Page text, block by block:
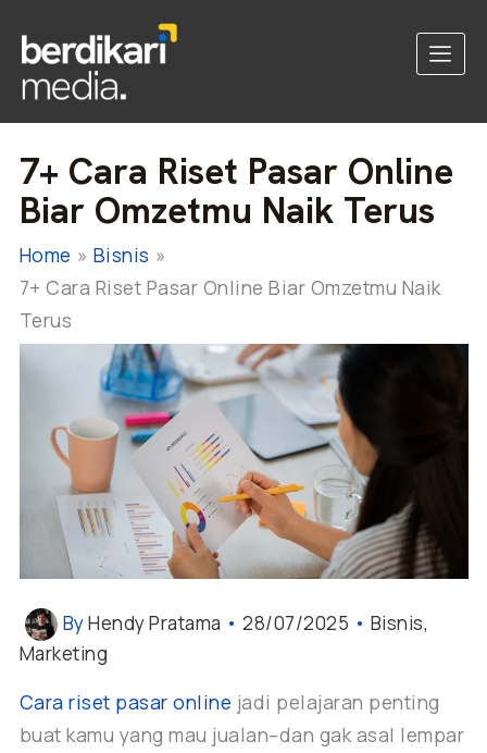
7+ Cara Riset Pasar Online
Biar Omzetmu Naik Terus
Home
Bisnis
7+ Cara Riset Pasar Online Biar Omzetmu Naik
Terus
ByHendy Pratama • 28/07/2025 • Bisnis,
Marketing
Cara riset pasar online jadi pelajaran penting
buat kamu yang mau jualan–dan gak asal lempar